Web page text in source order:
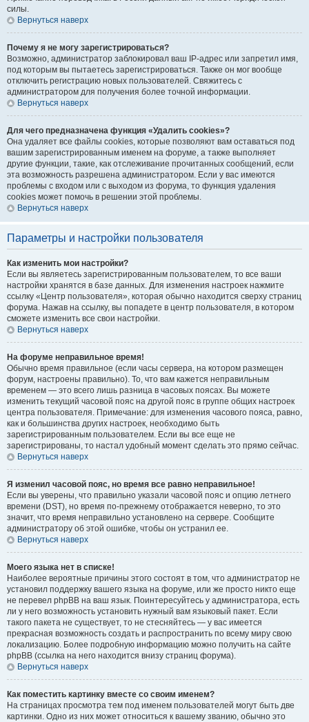
силы.
Вернуться наверх
Почему я не могу зарегистрироваться?
Возможно, администратор заблокировал ваш IP-адрес или запретил имя,
под которым вы пытаетесь зарегистрироваться. Также он мог вообще
отключить регистрацию новых пользователей. Свяжитесь с
администратором для получения более точной информации.
Вернуться наверх
Для чего предназначена функция «Удалить cookies»?
Она удаляет все файлы cookies, которые позволяют вам оставаться под
вашим зарегистрированным именем на форуме, а также выполняет
другие функции, такие, как отслеживание прочитанных сообщений, если
эта возможность разрешена администратором. Если у вас имеются
проблемы с входом или с выходом из форума, то функция удаления
cookies может помочь в решении этой проблемы.
Вернуться наверх
Параметры и настройки пользователя
Как изменить мои настройки?
Если вы являетесь зарегистрированным пользователем, то все ваши
настройки хранятся в базе данных. Для изменения настроек нажмите
ссылку «Центр пользователя», которая обычно находится сверху страниц
форума. Нажав на ссылку, вы попадете в центр пользователя, в котором
сможете изменить все свои настройки.
Вернуться наверх
На форуме неправильное время!
Обычно время правильное (если часы сервера, на котором размещен
форум, настроены правильно). То, что вам кажется неправильным
временем — это всего лишь разница в часовых поясах. Вы можете
изменить текущий часовой пояс на другой пояс в группе общих настроек
центра пользователя. Примечание: для изменения часового пояса, равно,
как и большинства других настроек, необходимо быть
зарегистрированным пользователем. Если вы все еще не
зарегистрированы, то настал удобный момент сделать это прямо сейчас.
Вернуться наверх
Я изменил часовой пояс, но время все равно неправильное!
Если вы уверены, что правильно указали часовой пояс и опцию летнего
времени (DST), но время по-прежнему отображается неверно, то это
значит, что время неправильно установлено на сервере. Сообщите
администратору об этой ошибке, чтобы он устранил ее.
Вернуться наверх
Моего языка нет в списке!
Наиболее вероятные причины этого состоят в том, что администратор не
установил поддержку вашего языка на форуме, или же просто никто еще
не перевел phpBB на ваш язык. Поинтересуйтесь у администратора, есть
ли у него возможность установить нужный вам языковый пакет. Если
такого пакета не существует, то не стесняйтесь — у вас имеется
прекрасная возможность создать и распространить по всему миру свою
локализацию. Более подробную информацию можно получить на сайте
phpBB (ссылка на него находится внизу страниц форума).
Вернуться наверх
Как поместить картинку вместе со своим именем?
На страницах просмотра тем под именем пользователей могут быть две
картинки. Одно из них может относиться к вашему званию, обычно это